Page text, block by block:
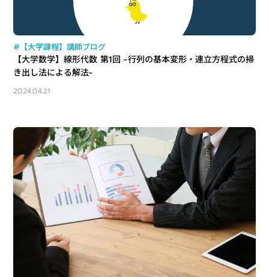
#【大学課程】講師ブログ
【大学数学】線形代数 第1回 -行列の基本変形・連立方程式の掃
き出し法による解法-
2024.04.21